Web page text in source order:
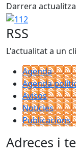
Darrera
112
RSS
L'actualitat a un
Agenda
Agenda
Avisos
Notícies
Publicacions
Adreces i